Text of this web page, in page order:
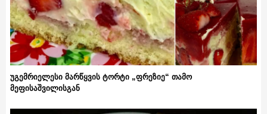
უგემრიელესი მარწყვის ტორტი „ფრეზიე“ თამო
მეფისაშვილისგან